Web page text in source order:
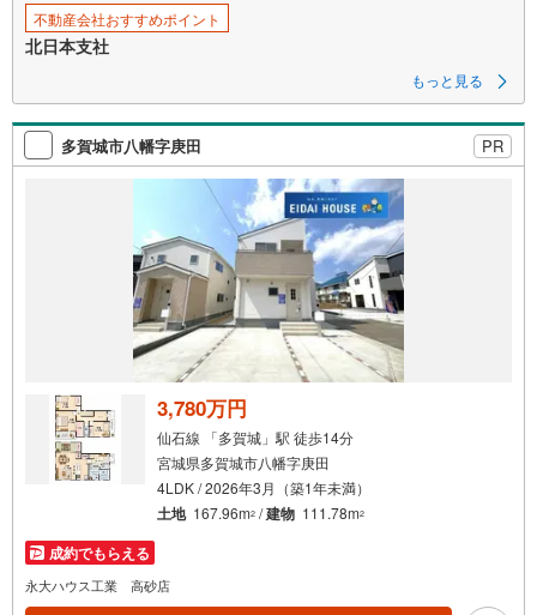
不動産会社おすすめポイント
北日本支社
もっと見る
多賀城市八幡字庚田 PR
3,780万円
仙石線 「多賀城」駅 徒歩14分
宮城県多賀城市八幡字庚田
4LDK / 2026年3月（築1年未満）
土地 167.96m2 /建物 111.78m2
成約でもらえる
永大ハウス工業 高砂店